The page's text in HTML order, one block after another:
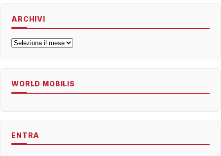
ARCHIVI
Archivi
WORLD MOBILIS
ENTRA